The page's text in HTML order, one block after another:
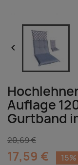

Auflage
Gurtband
20,69 €
17,59 €